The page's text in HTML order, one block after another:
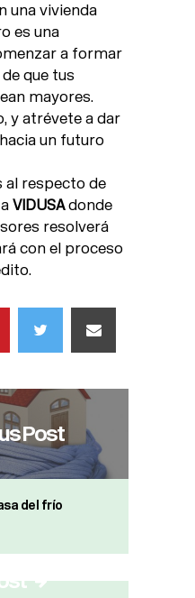
una vivienda
es una
a formar
que tus
mayores.
y atrévete a dar
un futuro
al respecto de
VIDUSAdonde
resolverá
con el proceso
Post
del frío